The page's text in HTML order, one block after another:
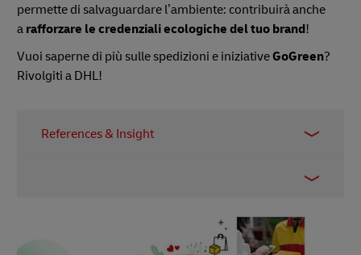
permette di salvaguardare l’ambiente: contribuirà anche
a rafforzare le credenziali ecologiche del tuo brand!
Vuoi saperne di più sulle spedizioni e iniziativeGoGreen?
Rivolgiti a DHL!
References & Insight
Commerce, June 2022; DHL, Online Shopper